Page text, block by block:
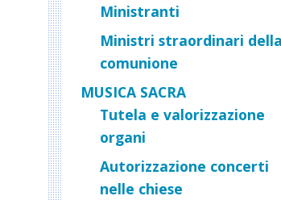
Ministranti
Ministri straordinari della
comunione
MUSICA SACRA
Tutela e valorizzazione
organi
Autorizzazione concerti
nelle chiese